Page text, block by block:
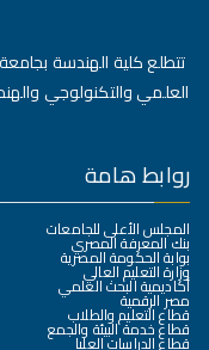
تتطلع كلية الهندسة
العلمي والتكنولوجي
روابط هامة
المجلس الأعلى للجامعات
بنك المعرفة المصري
بوابة الحكومة المصرية
وزارة التعليم العالي
أكاديمية البحث العلمي
مصر الرقمية
قطاع التعليم والطلاب
قطاع خدمة البيئة والجمع
قطاع الدراسات العليا